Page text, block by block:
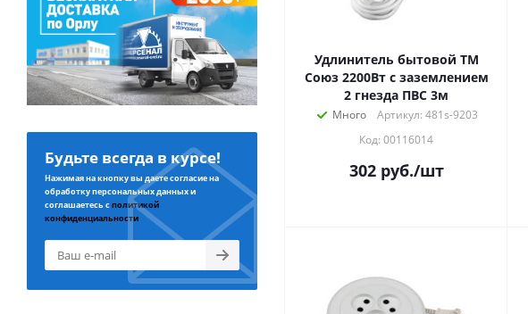
Удлинитель бытовой ТМ
Союз 2200Вт с заземлением
2 гнезда ПВС 3м
Много
Артикул: 481s-9203
Код: 00116014
302руб./шт
Будьте всегда в курсе!
Нажимая на кнопку вы даете согласие на
обработку персональных данных и
соглашаетесь сполитикой
конфиденциальности